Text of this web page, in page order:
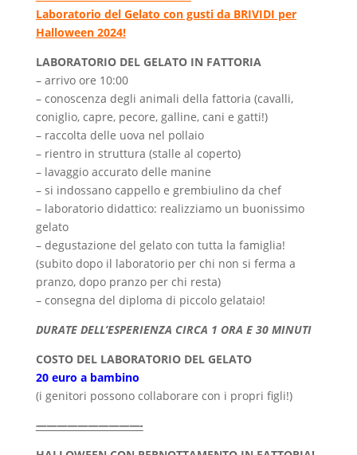
Laboratorio del Gelato con gusti da BRIVIDI per
Halloween 2024!
LABORATORIO DEL GELATO IN FATTORIA
– arrivo ore 10:00
– conoscenza degli animali della fattoria (cavalli,
coniglio, capre, pecore, galline, cani e gatti!)
– raccolta delle uova nel pollaio
– rientro in struttura (stalle al coperto)
– lavaggio accurato delle manine
– si indossano cappello e grembiulino da chef
– laboratorio didattico: realizziamo un buonissimo
gelato
– degustazione del gelato con tutta la famiglia!
(subito dopo il laboratorio per chi non si ferma a
pranzo, dopo pranzo per chi resta)
– consegna del diploma di piccolo gelataio!
DURATE DELL’ESPERIENZA CIRCA 1 ORA E 30 MINUTI
COSTO DEL LABORATORIO DEL GELATO
20 euro a bambino
(i genitori possono collaborare con i propri figli!)
——————————-